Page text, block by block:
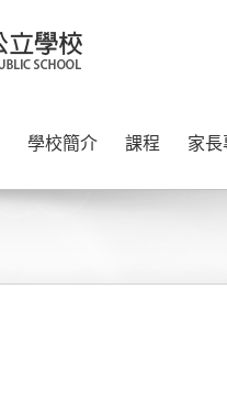
學校簡介 課程 家